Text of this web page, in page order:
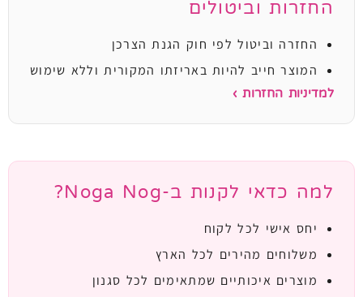
החזרות וביטולים
החזרה וביטול לפי חוק הגנת הצרכן
המוצר חייב להיות באריזתו המקורית וללא שימוש
למדיניות החזרות ›
למה כדאי לקנות ב-Noga Nog?
יחס אישי לכל לקוח
משלוחים מהירים לכל הארץ
מוצרים איכותיים שמתאימים לכל סגנון